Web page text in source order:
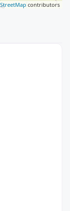
contributors